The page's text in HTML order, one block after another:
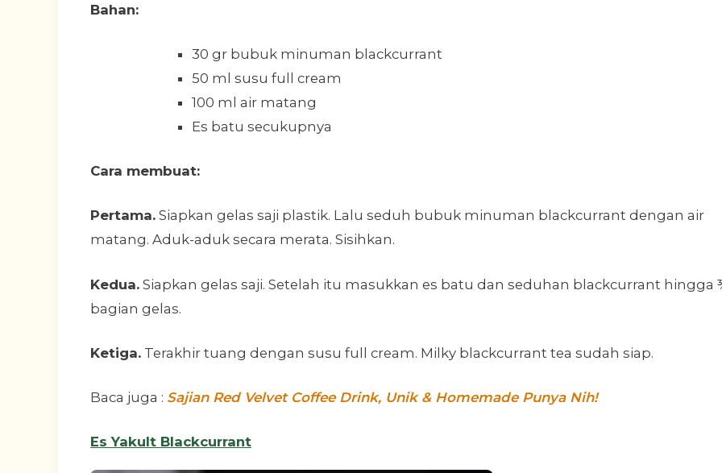
Bahan:
30 gr bubuk minuman blackcurrant
50 ml susu full cream
100 ml air matang
Es batu secukupnya
Cara membuat:
Pertama. Siapkan gelas saji plastik. Lalu seduh bubuk minuman blackcurrant dengan air
matang. Aduk-aduk secara merata. Sisihkan.
Kedua. Siapkan gelas saji. Setelah itu masukkan es batu dan seduhan blackcurrant hingga
bagian gelas.
Ketiga. Terakhir tuang dengan susu full cream. Milky blackcurrant tea sudah siap.
Baca juga : Sajian Red Velvet Coffee Drink, Unik & Homemade Punya Nih!
Es Yakult Blackcurrant